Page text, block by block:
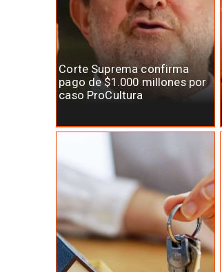
Corte Suprema confirma
pago de $1.000 millones por
caso ProCultura